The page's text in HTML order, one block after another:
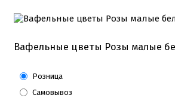
Вафельные цветы Розы малые
Розница
Самовывоз